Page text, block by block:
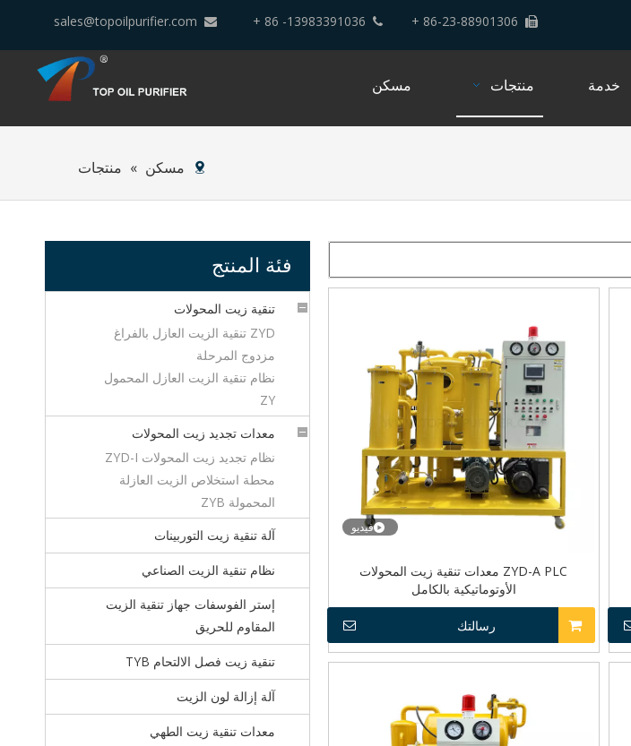



sales@topoilpurifier.com
خدمة منتجات مسكن
مسكن » منتجات
فئة المنتج
تنقية زيت المحولات
ZYD تنقية الزيت العازل بالفراغ
مزدوج المرحلة
نظام تنقية الزيت العازل المحمول
ZY
معدات تجديد زيت المحولات
نظام تجديد زيت المحولات ZYD-I
محطة استخلاص الزيت العازلة
المحمولة ZYB
آلة تنقية زيت التوربينات
نظام تنقية الزيت الصناعي
إستر الفوسفات جهاز تنقية الزيت
المقاوم للحريق
تنقية زيت فصل الالتحام TYB
آلة إزالة لون الزيت
معدات تنقية زيت الطهي
فيديو
ZYD-A PLC معدات تنقية زيت المحولات
الأوتوماتيكية بالكامل
رسالتك